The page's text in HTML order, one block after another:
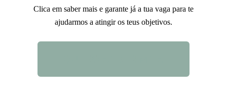
Clica em saber mais e garante já a tua vaga para te
ajudarmos a atingir os teus objetivos.